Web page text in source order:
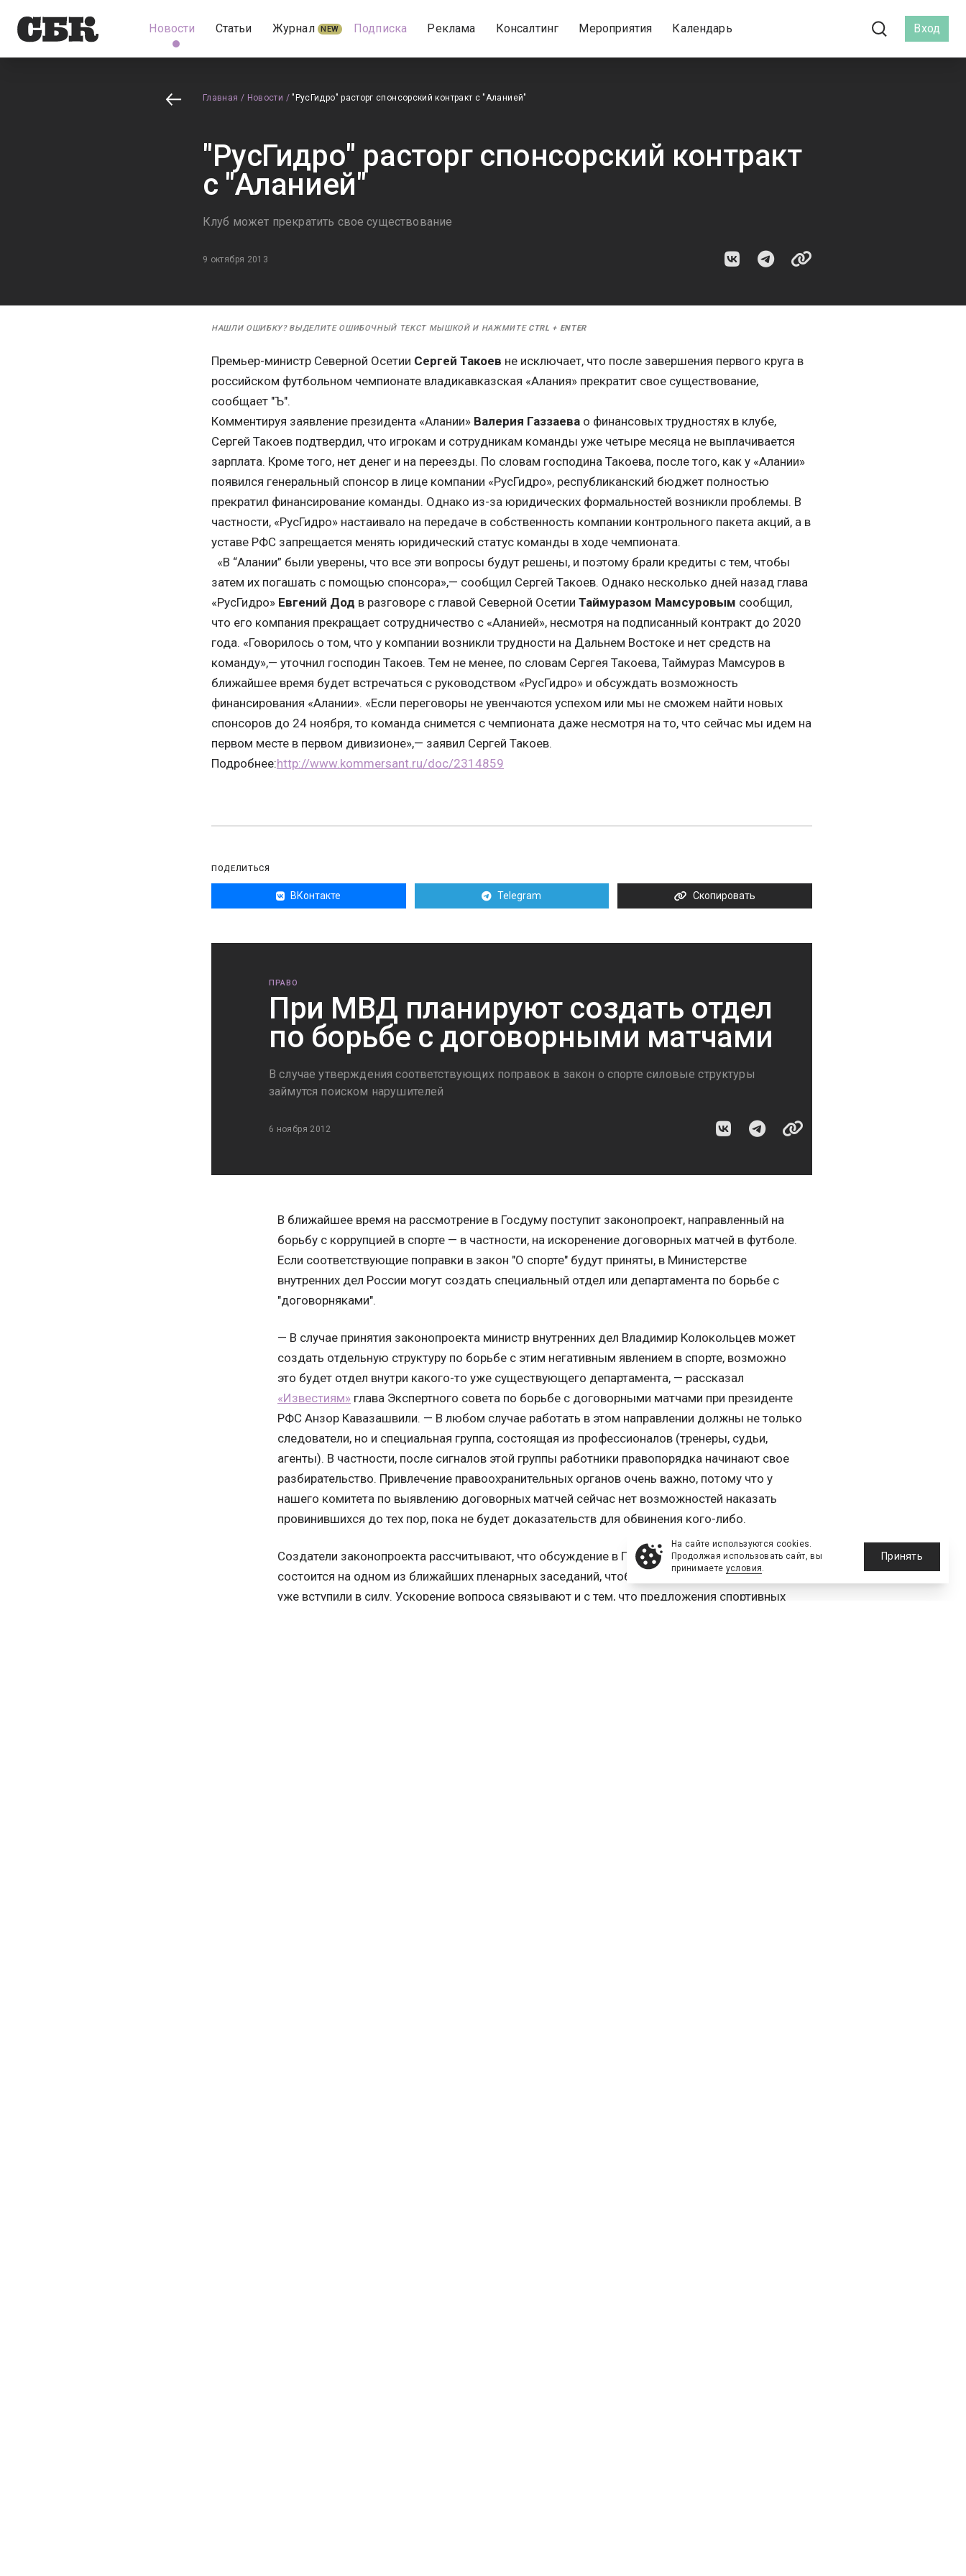
Новости Статьи Журнал NEW Подписка Реклама Консалтинг Мероприятия Календарь Вход
Главная / Новости / "РусГидро" расторг спонсорский контракт с "Аланией"
"РусГидро" расторг спонсорский контракт
с "Аланией"
Клуб может прекратить свое существование
9 октября 2013
НАШЛИ ОШИБКУ? ВЫДЕЛИТЕ ОШИБОЧНЫЙ ТЕКСТ МЫШКОЙ И НАЖМИТЕ CTRL + ENTER
Премьер-министр Северной Осетии Сергей Такоев не исключает, что после завершения первого круга в
российском футбольном чемпионате владикавказская «Алания» прекратит свое существование,
сообщает "Ъ".
Комментируя заявление президента «Алании» Валерия Газзаева о финансовых трудностях в клубе,
Сергей Такоев подтвердил, что игрокам и сотрудникам команды уже четыре месяца не выплачивается
зарплата. Кроме того, нет денег и на переезды. По словам господина Такоева, после того, как у «Алании»
появился генеральный спонсор в лице компании «РусГидро», республиканский бюджет полностью
прекратил финансирование команды. Однако из-за юридических формальностей возникли проблемы. В
частности, «РусГидро» настаивало на передаче в собственность компании контрольного пакета акций, а в
уставе РФС запрещается менять юридический статус команды в ходе чемпионата.
«В “Алании” были уверены, что все эти вопросы будут решены, и поэтому брали кредиты с тем, чтобы
затем их погашать с помощью спонсора»,— сообщил Сергей Такоев. Однако несколько дней назад глава
«РусГидро» Евгений Дод в разговоре с главой Северной Осетии Таймуразом Мамсуровым сообщил,
что его компания прекращает сотрудничество с «Аланией», несмотря на подписанный контракт до 2020
года. «Говорилось о том, что у компании возникли трудности на Дальнем Востоке и нет средств на
команду»,— уточнил господин Такоев. Тем не менее, по словам Сергея Такоева, Таймураз Мамсуров в
ближайшее время будет встречаться с руководством «РусГидро» и обсуждать возможность
финансирования «Алании». «Если переговоры не увенчаются успехом или мы не сможем найти новых
спонсоров до 24 ноября, то команда снимется с чемпионата даже несмотря на то, что сейчас мы идем на
первом месте в первом дивизионе»,— заявил Сергей Такоев.
Подробнее:http://www.kommersant.ru/doc/2314859
ПОДЕЛИТЬСЯ
ВКонтакте Telegram Скопировать
ПРАВО
При МВД планируют создать отдел
по борьбе с договорными матчами
В случае утверждения соответствующих поправок в закон о спорте силовые структуры
займутся поиском нарушителей
6 ноября 2012
В ближайшее время на рассмотрение в Госдуму поступит законопроект, направленный на
борьбу с коррупцией в спорте — в частности, на искоренение договорных матчей в футболе.
Если соответствующие поправки в закон "О спорте" будут приняты, в Министерстве
внутренних дел России могут создать специальный отдел или департамента по борьбе с
"договорняками".
— В случае принятия законопроекта министр внутренних дел Владимир Колокольцев может
создать отдельную структуру по борьбе с этим негативным явлением в спорте, возможно
это будет отдел внутри какого-то уже существующего департамента, — рассказал
«Известиям» глава Экспертного совета по борьбе с договорными матчами при президенте
РФС Анзор Кавазашвили. — В любом случае работать в этом направлении должны не только
следователи, но и специальная группа, состоящая из профессионалов (тренеры, судьи,
агенты). В частности, после сигналов этой группы работники правопорядка начинают свое
разбирательство. Привлечение правоохранительных органов очень важно, потому что у
нашего комитета по выявлению договорных матчей сейчас нет возможностей наказать
провинившихся до тех пор, пока не будет доказательств для обвинения кого-либо.
Создатели законопроекта рассчитывают, что обсуждение в Госдуме этих поправок
состоится на одном из ближайших пленарных заседаний, чтобы начиная с 2013 года они
уже вступили в силу. Ускорение вопроса связывают и с тем, что предложения спортивных
На сайте используются cookies.
Продолжая использовать сайт, вы
принимаете условия.
Принять